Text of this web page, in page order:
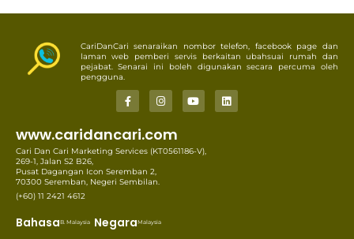
CariDanCari senaraikan nombor telefon, facebook page dan
laman web pemberi servis berkaitan ubahsuai rumah dan
pejabat. Senarai ini boleh digunakan secara percuma oleh
pengguna.
www.caridancari.com
Cari Dan Cari Marketing Services (KT0561186-V),
269-1, Jalan S2 B26,
Pusat Dagangan Icon Seremban 2,
70300 Seremban, Negeri Sembilan.
(+60) 11 2421 4612
BahasaB. Malaysia NegaraMalaysia